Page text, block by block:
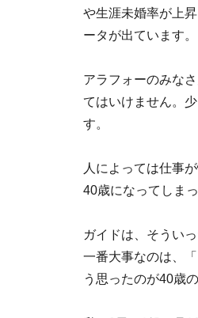
や生涯未婚率が上
ータが出ています。
アラフォーのみな
てはいけません。
す。
人によっては仕事
40歳になってしま
ガイドは、そうい
一番大事なのは、
う思ったのが40歳